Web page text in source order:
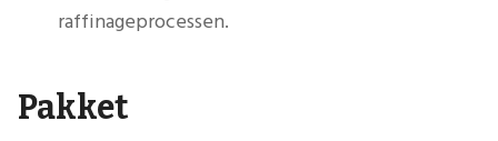
raffinageprocessen.
Pakket